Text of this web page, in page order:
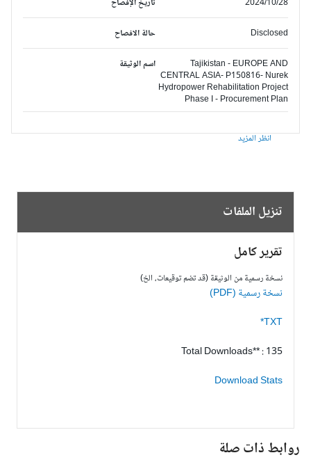
تاريخ الإفصاح 2024/10/28
حالة الافصاح Disclosed
اسم الوثيقة
Tajikistan - EUROPE AND
CENTRAL ASIA- P150816- Nurek
Hydropower Rehabilitation Project
Phase I - Procurement Plan
انظر المزيد
تنزيل الملفات
تقرير كامل
نسخة رسمية من الوثيقة (قد تضم توقيعات، الخ)
نسخة رسمية (PDF)
TXT*
Total Downloads** : 135
Download Stats
روابط ذات صلة